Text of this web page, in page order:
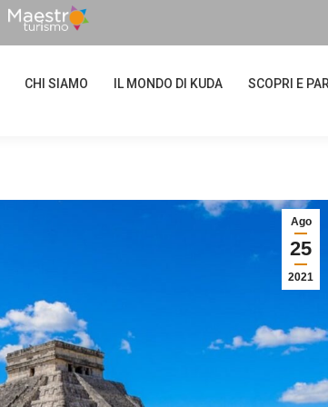
CHI SIAMO IL MONDO DI KUDA SCOPRI E
Ago
25
2021